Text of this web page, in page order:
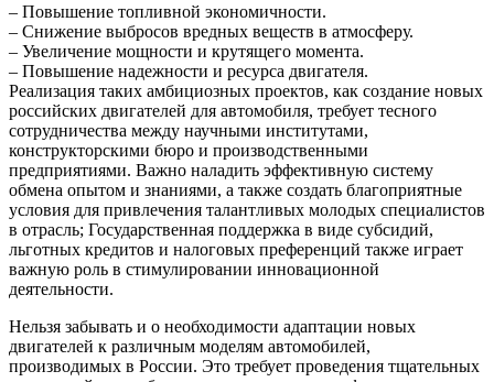
– Повышение топливной экономичности.
– Снижение выбросов вредных веществ в атмосферу.
– Увеличение мощности и крутящего момента.
– Повышение надежности и ресурса двигателя.
Реализация таких амбициозных проектов, как создание новых
российских двигателей для автомобиля, требует тесного
сотрудничества между научными институтами,
конструкторскими бюро и производственными
предприятиями. Важно наладить эффективную систему
обмена опытом и знаниями, а также создать благоприятные
условия для привлечения талантливых молодых специалистов
в отрасль; Государственная поддержка в виде субсидий,
льготных кредитов и налоговых преференций также играет
важную роль в стимулировании инновационной
деятельности.
Нельзя забывать и о необходимости адаптации новых
двигателей к различным моделям автомобилей,
производимых в России. Это требует проведения тщательных